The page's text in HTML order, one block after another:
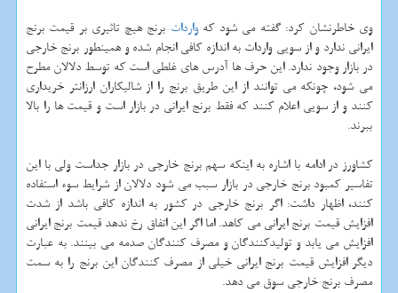
وی خاطرنشان کرد: گفته می شود کهواردات برنج هیچ تاثیری بر قیمت برنج
ایرانی ندارد و از سویی واردات به اندازه کافی انجام شده و همینطور برنج خارجی
در بازار وجود ندارد. این حرف ها آدرس های غلطی است که توسط دلالان مطرح
می شود، چونکه می توانند از این طریق برنج را از شالیکاران ارزانتر خریداری
کنند و از سویی اعلام کنند که فقط برنج ایرانی در بازار است و قیمت ها را بالا
ببرند.
کشاورز در ادامه با اشاره به اینکه سهم برنج خارجی در بازار جداست ولی با این
تفاسیر کمبود برنج خارجی در بازار سبب می شود دلالان از شرایط سوء استفاده
کنند، اظهار داشت: اگر برنج خارجی در کشور به اندازه کافی باشد از شدت
افزایش قیمت برنج ایرانی می کاهد. اما اگر این اتفاق رخ ندهد قیمت برنج ایرانی
افزایش می یابد و تولیدکنندگان و مصرف کنندگان صدمه می بینند. به عبارت
دیگر افزایش قیمت برنج ایرانی خیلی از مصرف کنندگان این برنج را به سمت
مصرف برنج خارجی سوق می دهد.